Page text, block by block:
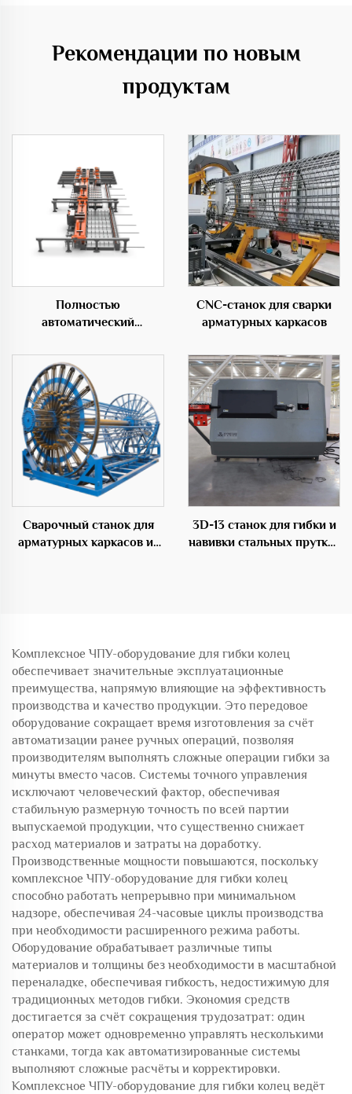
Рекомендации по новым
продуктам
Полностью
автоматический
гибочный центр 50D
CNC-станок для сварки
арматурных каркасов
Сварочный станок для
арматурных каркасов из
3D-13 станок для гибки и
навивки стальных прутков
Комплексное ЧПУ-оборудование для гибки колец
обеспечивает значительные эксплуатационные
преимущества, напрямую влияющие на эффективность
производства и качество продукции. Это передовое
оборудование сокращает время изготовления за счёт
автоматизации ранее ручных операций, позволяя
производителям выполнять сложные операции гибки за
минуты вместо часов. Системы точного управления
исключают человеческий фактор, обеспечивая
стабильную размерную точность по всей партии
выпускаемой продукции, что существенно снижает
расход материалов и затраты на доработку.
Производственные мощности повышаются, поскольку
комплексное ЧПУ-оборудование для гибки колец
способно работать непрерывно при минимальном
надзоре, обеспечивая 24-часовые циклы производства
при необходимости расширенного режима работы.
Оборудование обрабатывает различные типы
материалов и толщины без необходимости в масштабной
переналадке, обеспечивая гибкость, недостижимую для
традиционных методов гибки. Экономия средств
достигается за счёт сокращения трудозатрат: один
оператор может одновременно управлять несколькими
станками, тогда как автоматизированные системы
выполняют сложные расчёты и корректировки.
Комплексное ЧПУ-оборудование для гибки колец ведёт